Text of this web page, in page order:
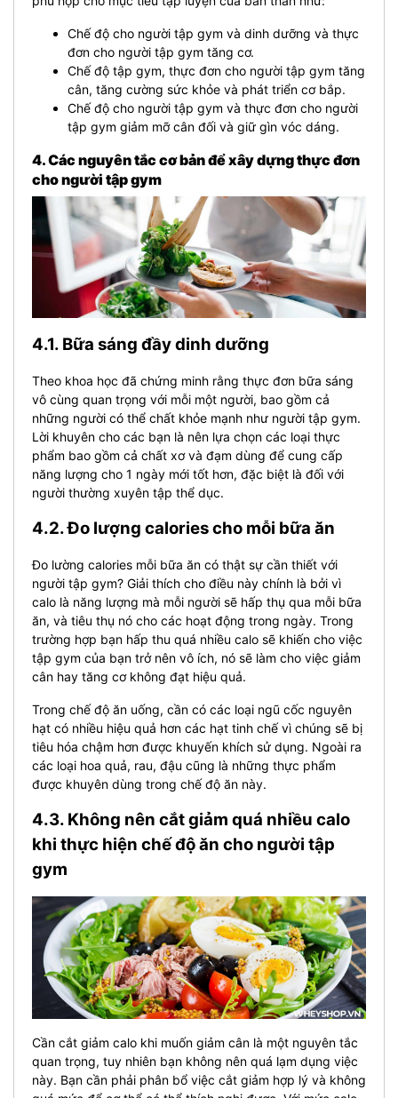
Chế độ cho người tập gym và dinh dưỡng và thực
đơn cho người tập gym tăng cơ.
Chế độ tập gym, thực đơn cho người tập gym tăng
cân, tăng cường sức khỏe và phát triển cơ bắp.
Chế độ cho người tập gym và thực đơn cho người
tập gym giảm mỡ cân đối và giữ gìn vóc dáng.
4. Các nguyên tắc cơ bản để xây dựng thực đơn
cho người tập gym
4.1. Bữa sáng đầy dinh dưỡng
Theo khoa học đã chứng minh rằng thực đơn bữa sáng
vô cùng quan trọng với mỗi một người, bao gồm cả
những người có thể chất khỏe mạnh như người tập gym.
Lời khuyên cho các bạn là nên lựa chọn các loại thực
phẩm bao gồm cả chất xơ và đạm dùng để cung cấp
năng lượng cho 1 ngày mới tốt hơn, đặc biệt là đối với
người thường xuyên tập thể dục.
4.2. Đo lượng calories cho mỗi bữa ăn
Đo lường calories mỗi bữa ăn có thật sự cần thiết với
người tập gym? Giải thích cho điều này chính là bởi vì
calo là năng lượng mà mỗi người sẽ hấp thụ qua mỗi bữa
ăn, và tiêu thụ nó cho các hoạt động trong ngày. Trong
trường hợp bạn hấp thu quá nhiều calo sẽ khiến cho việc
tập gym của bạn trở nên vô ích, nó sẽ làm cho việc giảm
cân hay tăng cơ không đạt hiệu quả.
Trong chế độ ăn uống, cần có các loại ngũ cốc nguyên
hạt có nhiều hiệu quả hơn các hạt tinh chế vì chúng sẽ bị
tiêu hóa chậm hơn được khuyến khích sử dụng. Ngoài ra
các loại hoa quả, rau, đậu cũng là những thực phẩm
được khuyên dùng trong chế độ ăn này.
4.3. Không nên cắt giảm quá nhiều calo
khi thực hiện chế độ ăn cho người tập
gym
Cần cắt giảm calo khi muốn giảm cân là một nguyên tắc
quan trọng, tuy nhiên bạn không nên quá lạm dụng việc
này. Bạn cần phải phân bổ việc cắt giảm hợp lý và không